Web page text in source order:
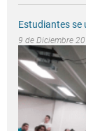
Estudiantes se
9 de Diciembre